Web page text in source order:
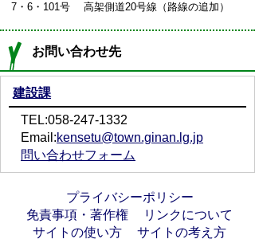
7・6・101号 高架側道20号線（路線の追加）
お問い合わせ先
建設課
TEL:058-247-1332
Email:kensetu@town.ginan.lg.jp
問い合わせフォーム
プライバシーポリシー
免責事項・著作権
リンクについて
サイトの使い方
サイトの考え方